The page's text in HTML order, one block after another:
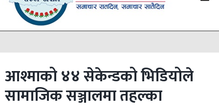
आश्माको ४४ सेकेन्डको भिडियोले
सामाजिक सञ्जालमा तहल्का